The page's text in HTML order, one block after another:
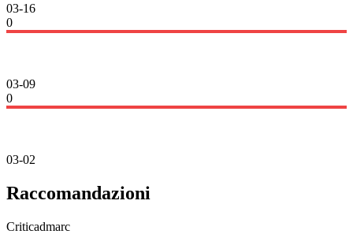
03-16
0
03-09
0
03-02
Raccomandazioni
Criticadmarc